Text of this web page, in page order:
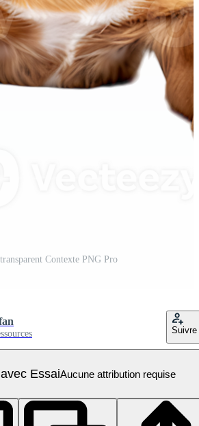
Contexte PNG Pro
Suivre
EssaiAucune attribution requise